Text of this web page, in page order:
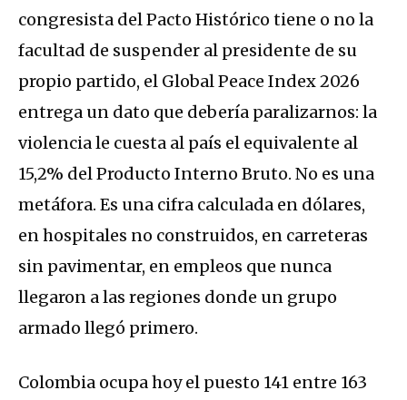
congresista del Pacto Histórico tiene o no la
facultad de suspender al presidente de su
propio partido, el Global Peace Index 2026
entrega un dato que debería paralizarnos: la
violencia le cuesta al país el equivalente al
15,2% del Producto Interno Bruto. No es una
metáfora. Es una cifra calculada en dólares,
en hospitales no construidos, en carreteras
sin pavimentar, en empleos que nunca
llegaron a las regiones donde un grupo
armado llegó primero.
Colombia ocupa hoy el puesto 141 entre 163